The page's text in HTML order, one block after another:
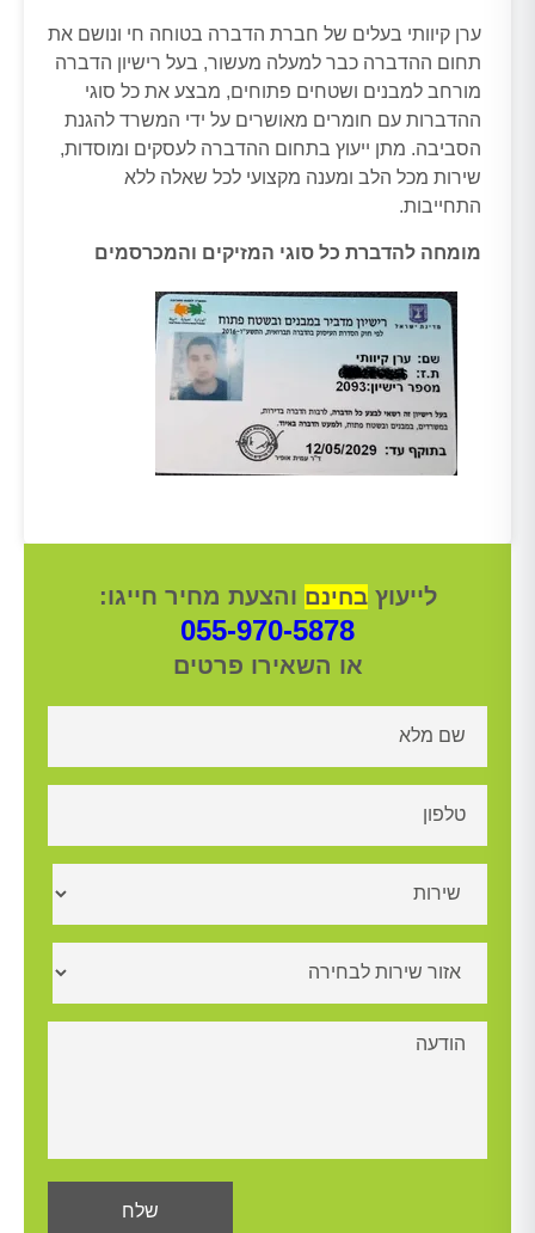
ערן קיוותי בעלים של חברת הדברה בטוחה חי ונושם את
תחום ההדברה כבר למעלה מעשור, בעל רישיון הדברה
מורחב למבנים ושטחים פתוחים, מבצע את כל סוגי
ההדברות עם חומרים מאושרים על ידי המשרד להגנת
הסביבה. מתן ייעוץ בתחום ההדברה לעסקים ומוסדות,
שירות מכל הלב ומענה מקצועי לכל שאלה ללא
התחייבות.
מומחה להדברת כל סוגי המזיקים והמכרסמים
לייעוץבחינם והצעת מחיר חייגו:
055-970-5878
או השאירו פרטים